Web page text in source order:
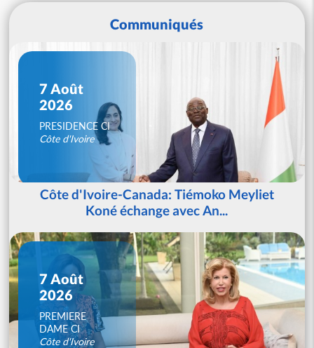
Communiqués
7 Août
2026
PRESIDENCE CI
Côte d'Ivoire
Côte d'Ivoire-Canada: Tiémoko Meyliet
Koné échange avec An...
7 Août
2026
PREMIERE
DAME CI
Côte d'Ivoire